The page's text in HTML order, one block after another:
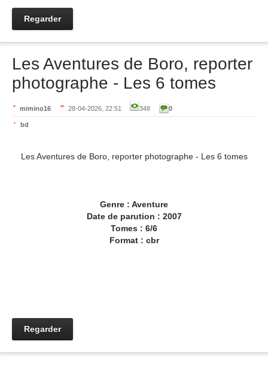
Regarder
Les Aventures de Boro, reporter
photographe - Les 6 tomes
mimino16 28-04-2026, 22:51 348 0
bd
Les Aventures de Boro, reporter photographe - Les 6 tomes
Genre : Aventure
Date de parution : 2007
Tomes : 6/6
Format : cbr
Regarder